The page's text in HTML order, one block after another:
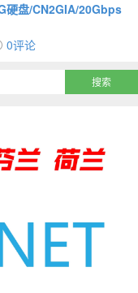
硬盘/CN2GIA/20Gbps
0评论